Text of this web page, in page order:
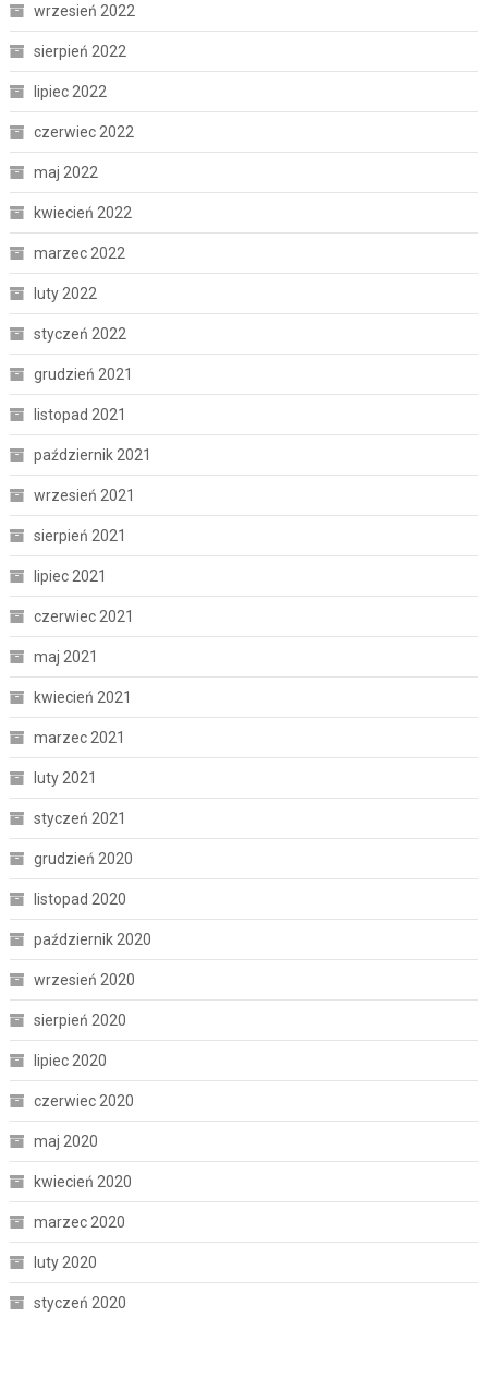
wrzesień 2022
sierpień 2022
lipiec 2022
czerwiec 2022
maj 2022
kwiecień 2022
marzec 2022
luty 2022
styczeń 2022
grudzień 2021
listopad 2021
październik 2021
wrzesień 2021
sierpień 2021
lipiec 2021
czerwiec 2021
maj 2021
kwiecień 2021
marzec 2021
luty 2021
styczeń 2021
grudzień 2020
listopad 2020
październik 2020
wrzesień 2020
sierpień 2020
lipiec 2020
czerwiec 2020
maj 2020
kwiecień 2020
marzec 2020
luty 2020
styczeń 2020